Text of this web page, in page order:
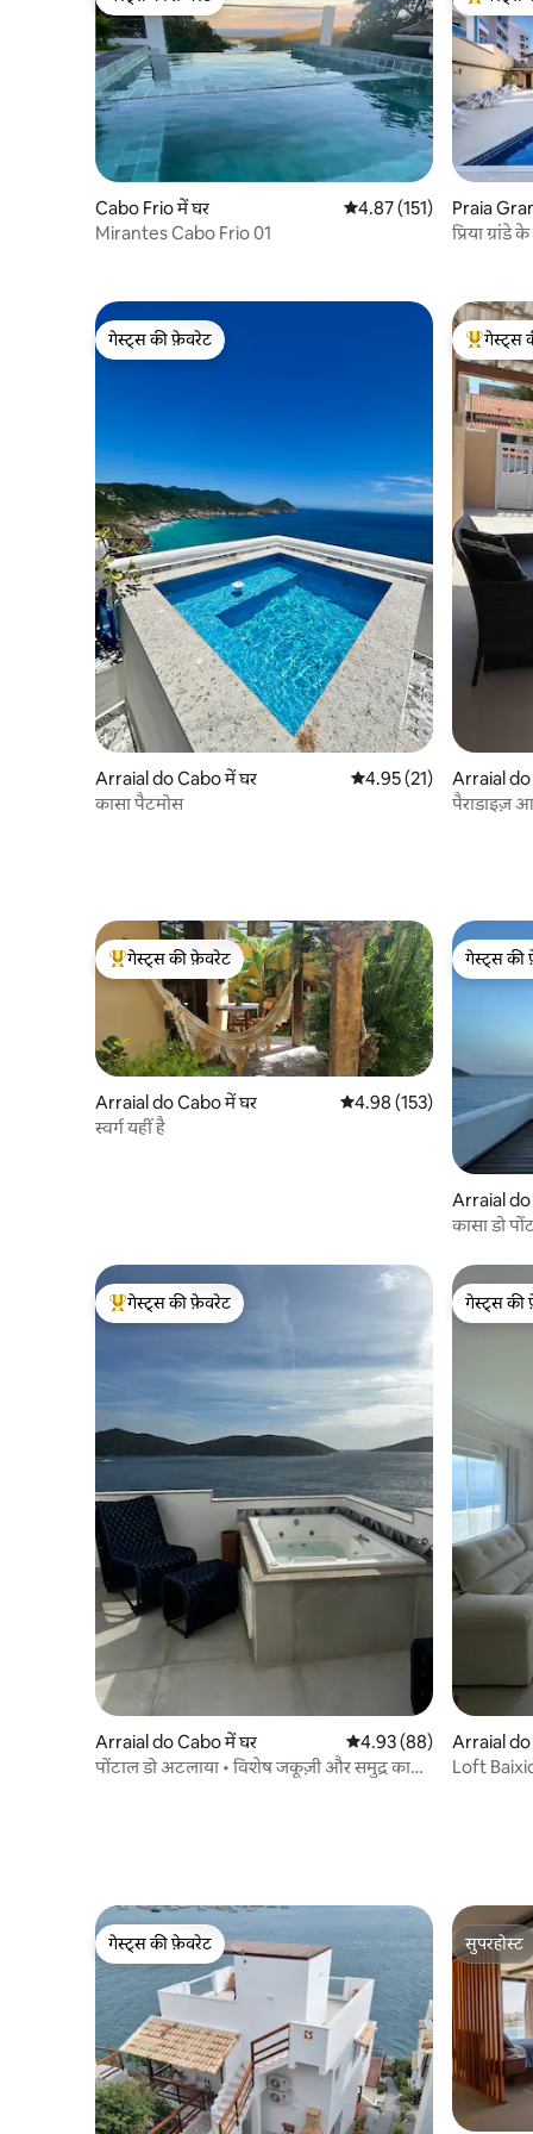
गेस्ट्स की फ़ेवरेट
Cabo Frio में घर औसत रेटिंग 5 में से 4.87, 151
4.87 (151)
Mirantes Cabo Frio 01
गेस्ट्स का
Praia
प्रिया
गेस्ट्स की फ़ेवरेट
गेस्ट्स की फ़ेवरेट
Arraial do Cabo में घर औसत रेटिंग 5 में से 4.95, 21
4.95 (21)
कासा पैटमोस
गेस्ट्स का
गेस्ट्स
Arraial do
पैराडाइज़
गेस्ट्स का टॉप फ़ेवरेट
गेस्ट्स की फ़ेवरेट
Arraial do Cabo में घर औसत रेटिंग 5 में से 4.98, 153
4.98 (153)
स्वर्ग यहीं है
गेस्ट्स की
गेस्ट्स की
Arraial do
कासा डो
गेस्ट्स का टॉप फ़ेवरेट
गेस्ट्स की फ़ेवरेट
Arraial do Cabo में घर औसत रेटिंग 5 में से 4.93, 88
4.93 (88)
पोंटाल डो अटलाया • विशेष जकूज़ी और समुद्र का
गेस्ट्स की
गेस्ट्स की
Arraial do
Loft
गेस्ट्स की फ़ेवरेट
गेस्ट्स की फ़ेवरेट
सुपरहोस्ट
सुपरहोस्ट